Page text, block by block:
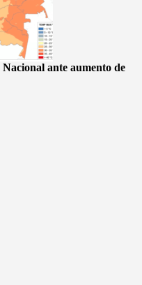
ante aumento de